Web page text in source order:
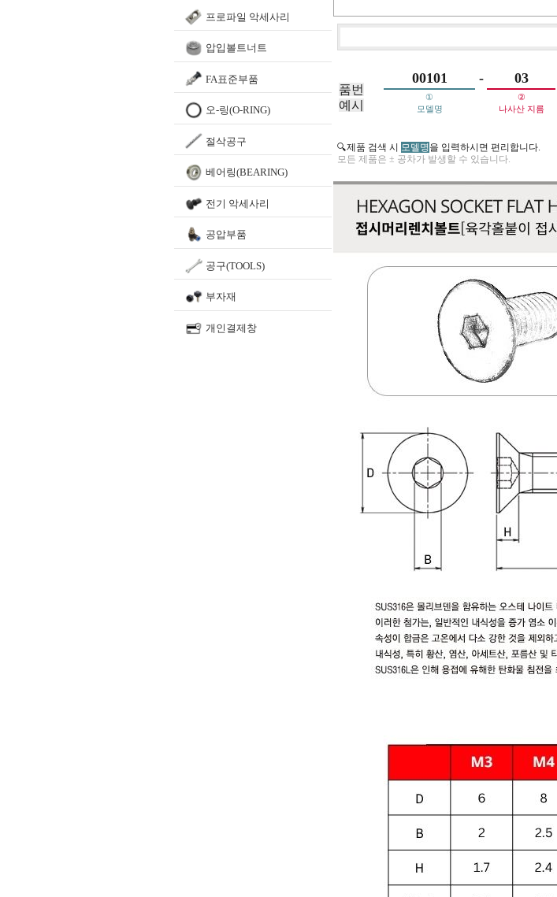
프로파일 악세사리
압입볼트너트
FA표준부품
오-링(O-RING)
절삭공구
베어링(BEARING)
전기 악세사리
공압부품
공구(TOOLS)
부자재
개인결제창
품번
예시
00101 - 03
①
모델명
②
나사산 지름
🔍제품 검색 시 모델명을 입력하시면 편리합니다.
모든 제품은 ± 공차가 발생할 수 있습니다.